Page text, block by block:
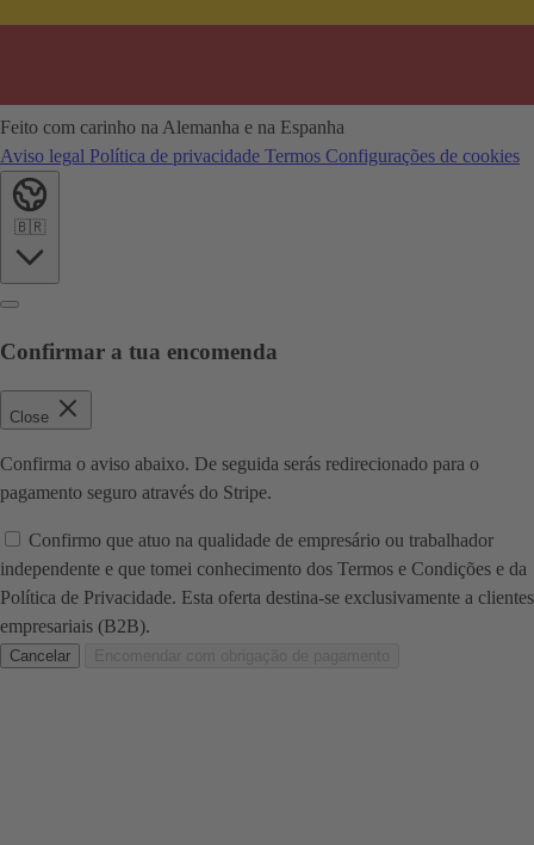
Feito com carinho na Alemanha e na Espanha
Aviso legal Política de privacidade Termos Configurações de cookies
🇧🇷
Confirmar a tua encomenda
Close
Confirma o aviso abaixo. De seguida serás redirecionado para o
pagamento seguro através do Stripe.
Confirmo que atuo na qualidade de empresário ou trabalhador
independente e que tomei conhecimento dos Termos e Condições e da
Política de Privacidade. Esta oferta destina-se exclusivamente a clientes
empresariais (B2B).
Cancelar